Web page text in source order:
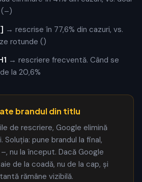
(–)
→ rescrise în 77,6% din cazuri, vs.
rotunde ()
→ rescriere frecventă. Când se
la 20,6%
brandul din titlu
de rescriere, Google elimină
Soluția: pune brandul la final,
nu la început. Dacă Google
de la coadă, nu de la cap, și
rămâne vizibilă.